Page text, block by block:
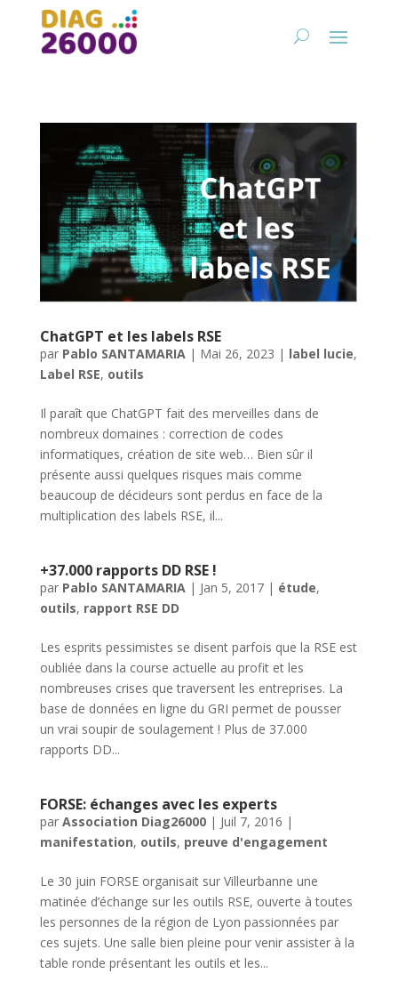
ChatGPT et les labels RSE
par Pablo SANTAMARIA | Mai 26, 2023 | label lucie,
Label RSE, outils
Il paraît que ChatGPT fait des merveilles dans de
nombreux domaines : correction de codes
informatiques, création de site web… Bien sûr il
présente aussi quelques risques mais comme
beaucoup de décideurs sont perdus en face de la
multiplication des labels RSE, il...
+37.000 rapports DD RSE !
par Pablo SANTAMARIA | Jan 5, 2017| étude,
outils, rapport RSE DD
Les esprits pessimistes se disent parfois que la RSE est
oubliée dans la course actuelle au profit et les
nombreuses crises que traversent les entreprises. La
base de données en ligne du GRI permet de pousser
un vrai soupir de soulagement ! Plus de 37.000
rapports DD...
FORSE: échanges avec les experts
par Association Diag26000| Juil 7, 2016 |
manifestation, outils, preuve d'engagement
Le 30 juin FORSE organisait sur Villeurbanne une
matinée d’échange sur les outils RSE, ouverte à toutes
les personnes de la région de Lyon passionnées par
ces sujets. Une salle bien pleine pour venir assister à la
table ronde présentant les outils et les...